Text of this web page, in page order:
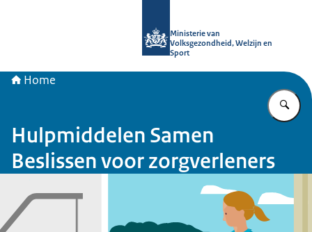
Ministerie van
Volksgezondheid, Welzijn en
Sport
Home
Hulpmiddelen Samen
Beslissen voor zorgverleners